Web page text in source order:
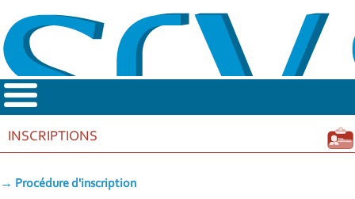
INSCRIPTIONS
Procédure d'inscription